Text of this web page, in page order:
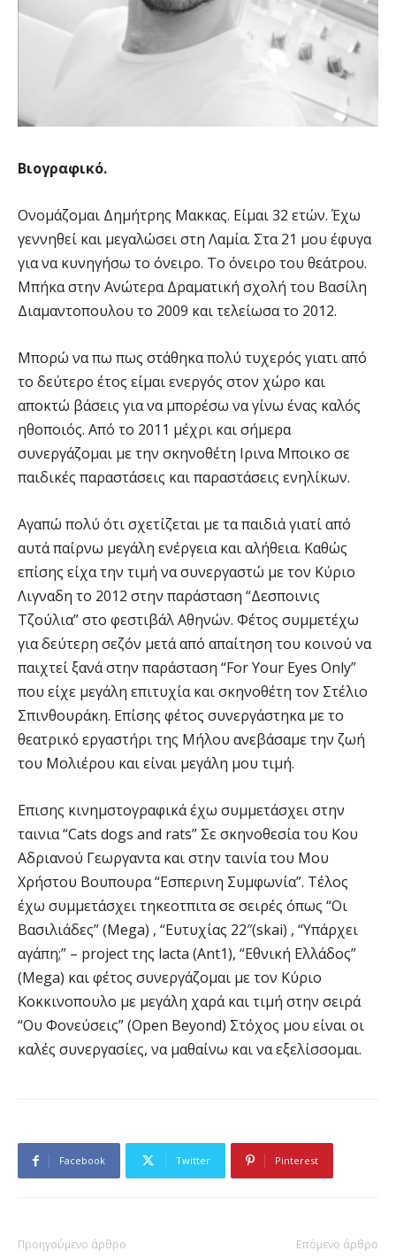
Βιογραφικό.
Ονομάζομαι Δημήτρης Μακκας. Είμαι 32 ετών. Έχω
γεννηθεί και μεγαλώσει στη Λαμία. Στα 21 μου έφυγα
για να κυνηγήσω το όνειρο. Το όνειρο του θεάτρου.
Μπήκα στην Ανώτερα Δραματική σχολή του Βασίλη
Διαμαντοπουλου το 2009 και τελείωσα το 2012.
Μπορώ να πω πως στάθηκα πολύ τυχερός γιατι από
το δεύτερο έτος είμαι ενεργός στον χώρο και
αποκτώ βάσεις για να μπορέσω να γίνω ένας καλός
ηθοποιός. Από το 2011 μέχρι και σήμερα
συνεργάζομαι με την σκηνοθέτη Ιρινα Μποικο σε
παιδικές παραστάσεις και παραστάσεις ενηλίκων.
Αγαπώ πολύ ότι σχετίζεται με τα παιδιά γιατί από
αυτά παίρνω μεγάλη ενέργεια και αλήθεια. Καθώς
επίσης είχα την τιμή να συνεργαστώ με τον Κύριο
Λιγναδη το 2012 στην παράσταση “Δεσποινις
Τζούλια” στο φεστιβάλ Αθηνών. Φέτος συμμετέχω
για δεύτερη σεζόν μετά από απαίτηση του κοινού να
παιχτεί ξανά στην παράσταση “For Your Eyes Only”
που είχε μεγάλη επιτυχία και σκηνοθέτη τον Στέλιο
Σπινθουράκη. Επίσης φέτος συνεργάστηκα με το
θεατρικό εργαστήρι της Μήλου ανεβάσαμε την ζωή
του Μολιέρου και είναι μεγάλη μου τιμή.
Επισης κινημστογραφικά έχω συμμετάσχει στην
ταινια “Cats dogs and rats” Σε σκηνοθεσία του Κου
Αδριανού Γεωργαντα και στην ταινία του Μου
Χρήστου Βουπουρα “Εσπερινη Συμφωνία”. Τέλος
έχω συμμετάσχει τηκεοτπιτα σε σειρές όπως “Οι
Βασιλιάδες” (Mega) , “Ευτυχίας 22″(skai) , “Υπάρχει
αγάπη;” – project της lacta (Ant1), “Εθνική Ελλάδος”
(Mega) και φέτος συνεργάζομαι με τον Κύριο
Κοκκινοπουλο με μεγάλη χαρά και τιμή στην σειρά
“Ου Φονεύσεις” (Open Beyond) Στόχος μου είναι οι
καλές συνεργασίες, να μαθαίνω και να εξελίσσομαι.
Facebook Twitter Pinterest
Προηγούμενο άρθρο Επόμενο άρθρο